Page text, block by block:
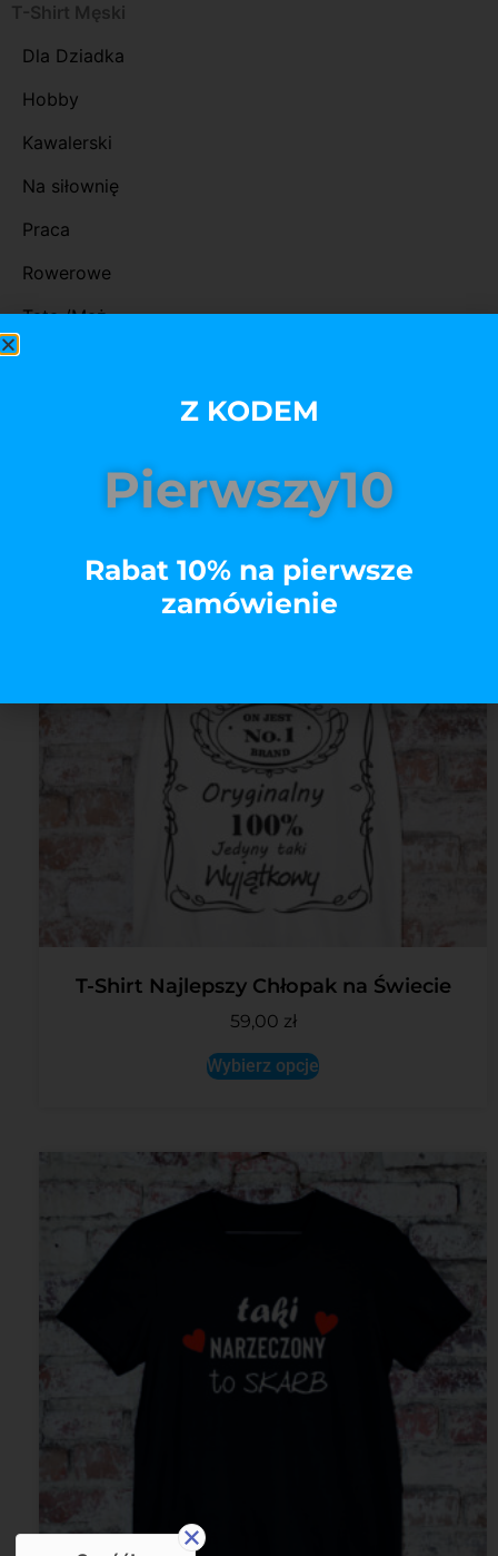
T-Shirt Męski
Dla Dziadka
Hobby
Kawalerski
Na siłownię
Praca
Rowerowe
Tata /Mąż
T-Shirt Najlepszy Chłopak na Świecie
59,00 zł
Wybierz opcje
Z KODEM
Pierwszy10
Rabat 10% na pierwsze
zamówienie